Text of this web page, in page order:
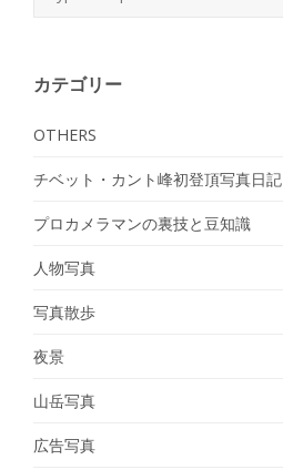
カテゴリー
OTHERS
チベット・カント峰初登頂写真日記
プロカメラマンの裏技と豆知識
人物写真
写真散歩
夜景
山岳写真
広告写真